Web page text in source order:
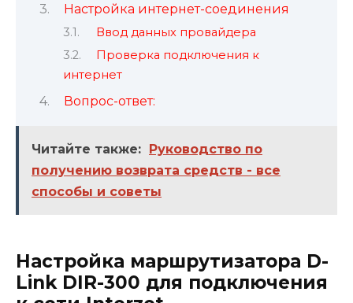
Настройка интернет-соединения
Ввод данных провайдера
Проверка подключения к
интернет
Вопрос-ответ:
Читайте также: Руководство по
получению возврата средств - все
способы и советы
Настройка маршрутизатора D-
Link DIR-300 для подключения